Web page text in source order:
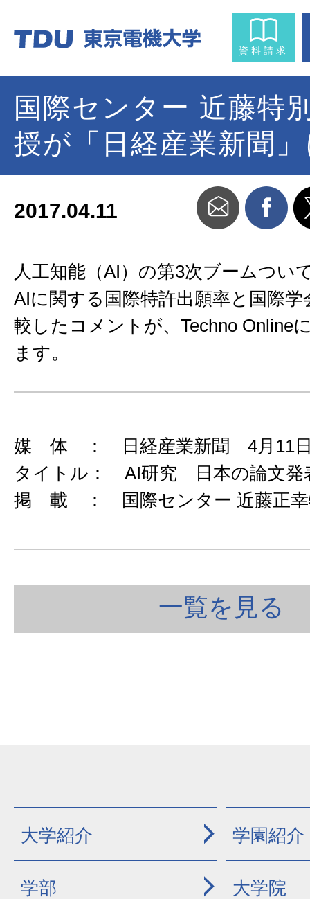
資料請求
国際センター 近藤特
授が「日経産業新聞
2017.04.11
人工知能（AI）の第3次ブームつい
AIに関する国際特許出願率と国際学
較したコメントが、Techno Online
ます。
媒 体 ： 日経産業新聞 4月11
タイトル： AI研究 日本の論文発
掲 載 ： 国際センター 近藤正幸
一覧を見る
大学紹介 学園紹介
学部 大学院